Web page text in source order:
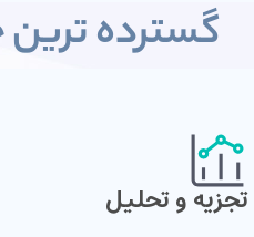
گسترده
و تحلیل